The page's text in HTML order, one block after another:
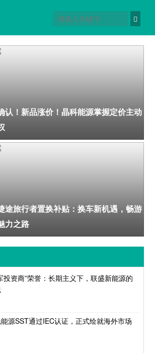
认！新品涨价！晶科能源掌握定价主动
途旅行者置换补贴：换车新机遇，畅游
力之路
投资商”荣誉：长期主义下，联盛新能源的
源SST通过IEC认证，正式绘就海外市场